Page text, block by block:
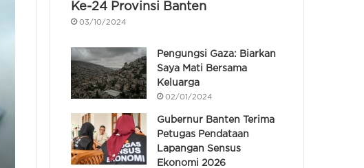
Ke-24 Provinsi Banten
03/10/2024
Pengungsi Gaza: Biarkan
Saya Mati Bersama
Keluarga
02/01/2024
Gubernur Banten Terima
Petugas Pendataan
Lapangan Sensus
Ekonomi 2026